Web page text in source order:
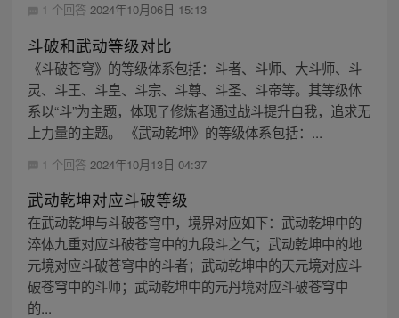
1 个回答 2024年10月06日 15:13
斗破和武动等级对比
《斗破苍穹》的等级体系包括：斗者、斗师、大斗师、斗
灵、斗王、斗皇、斗宗、斗尊、斗圣、斗帝等。其等级体
系以“斗”为主题，体现了修炼者通过战斗提升自我，追求无
上力量的主题。 《武动乾坤》的等级体系包括：...
1 个回答 2024年10月13日 04:37
武动乾坤对应斗破等级
在武动乾坤与斗破苍穹中，境界对应如下：武动乾坤中的
淬体九重对应斗破苍穹中的九段斗之气；武动乾坤中的地
元境对应斗破苍穹中的斗者；武动乾坤中的天元境对应斗
破苍穹中的斗师；武动乾坤中的元丹境对应斗破苍穹中
的...